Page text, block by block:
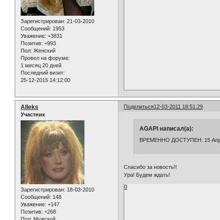
Зарегистрирован: 21-03-2010
Сообщений: 1953
Уважение: +3831
Позитив: +993
Пол: Женский
Провел на форуме:
1 месяц 20 дней
Последний визит:
25-12-2015 14:12:00
Поделиться12-03-2011 18:51:29
Alleks
Участник
Зарегистрирован: 18-03-2010
Сообщений: 148
Уважение: +147
Позитив: +268
AGAPI написал(а):
ВРЕМЕННО ДОСТУПЕН: 15
Спасибо за новость!!
Ура! Будем ждать!
0